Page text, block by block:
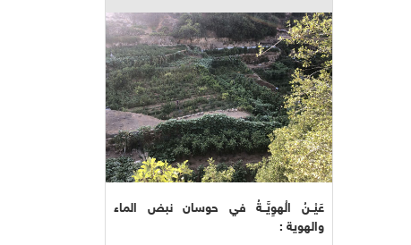
عَيْــنُ الْهوِيَّــةُ في حوسان نبض الماء
والهوية :